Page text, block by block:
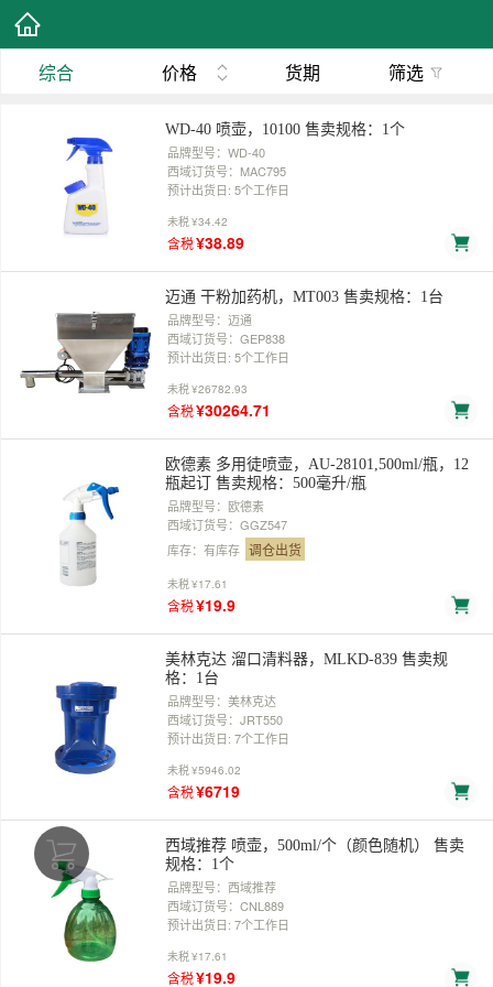
综合 价格 货期 筛选
WD-40 喷壶，10100 售卖规格：1个
品牌型号：WD-40
西域订货号：MAC795
预计出货日: 5个工作日
未税¥34.42
含税¥38.89
迈通 干粉加药机，MT003 售卖规格：1台
品牌型号：迈通
西域订货号：GEP838
预计出货日: 5个工作日
未税¥26782.93
含税¥30264.71
欧德素 多用徒喷壶，AU-28101,500ml/瓶，12
瓶起订 售卖规格：500毫升/瓶
品牌型号：欧德素
西域订货号：GGZ547
库存：有库存 调仓出货
未税¥17.61
含税¥19.9
美林克达 溜口清料器，MLKD-839 售卖规
格：1台
品牌型号：美林克达
西域订货号：JRT550
预计出货日: 7个工作日
未税¥5946.02
含税¥6719
西域推荐 喷壶，500ml/个（颜色随机） 售卖
规格：1个
品牌型号：西域推荐
西域订货号：CNL889
预计出货日: 7个工作日
未税¥17.61
含税¥19.9